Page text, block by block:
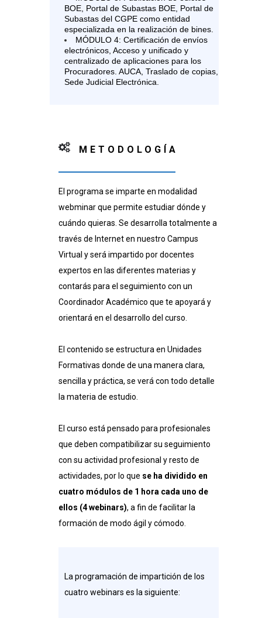
BOE, Portal de Subastas BOE, Portal de
Subastas del CGPE como entidad
especializada en la realización de bines.
MÓDULO 4: Certificación de envíos
electrónicos, Acceso y unificado y
centralizado de aplicaciones para los
Procuradores. AUCA, Traslado de copias,
Sede Judicial Electrónica.
METODOLOGÍA
El programa se imparte en modalidad
webminar que permite estudiar dónde y
cuándo quieras. Se desarrolla totalmente a
través de Internet en nuestro Campus
Virtual y será impartido por docentes
expertos en las diferentes materias y
contarás para el seguimiento con un
Coordinador Académico que te apoyará y
orientará en el desarrollo del curso.
El contenido se estructura en Unidades
Formativas donde de una manera clara,
sencilla y práctica, se verá con todo detalle
la materia de estudio.
El curso está pensado para profesionales
que deben compatibilizar su seguimiento
con su actividad profesional y resto de
actividades, por lo que se ha dividido en
cuatro módulos de 1 hora cada uno de
ellos (4 webinars), a fin de facilitar la
formación de modo ágil y cómodo.
La programación de impartición de los
cuatro webinars es la siguiente: